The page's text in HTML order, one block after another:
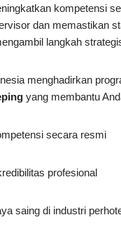
kompetensi
dan memastikan
langkah
menghadirkan
yang membantu
secara resmi
profesional
saing di industri